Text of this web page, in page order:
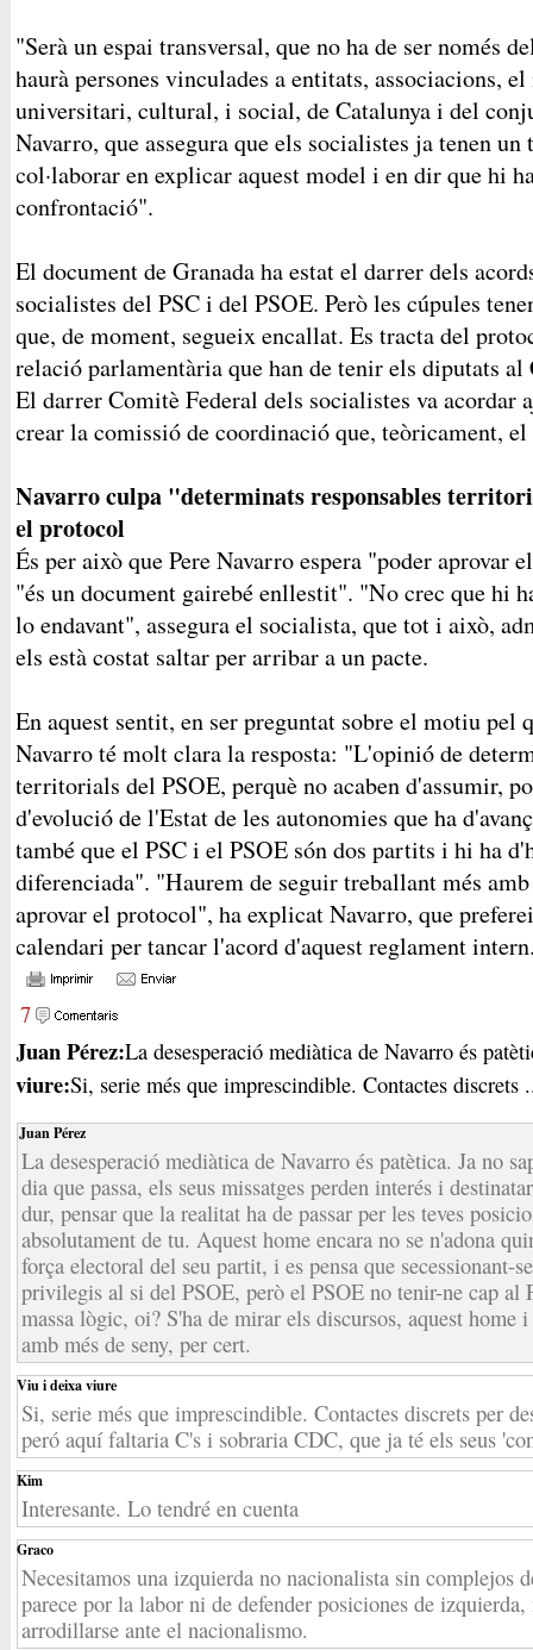
"Serà un espai transversal, que no ha de ser només
haurà persones vinculades a entitats, associacions,
universitari, cultural, i social, de Catalunya i del
Navarro, que assegura que els socialistes ja tenen
col·laborar en explicar aquest model i en dir que hi
confrontació".
El document de Granada ha estat el darrer dels
socialistes del PSC i del PSOE. Però les cúpules
que, de moment, segueix encallat. Es tracta del
relació parlamentària que han de tenir els diputats al
El darrer Comitè Federal dels socialistes va acordar
crear la comissió de coordinació que, teòricament, el
Navarro culpa "determinats responsables
el protocol
És per això que Pere Navarro espera "poder aprovar
"és un document gairebé enllestit". "No crec que hi
lo endavant", assegura el socialista, que tot i això,
els està costat saltar per arribar a un pacte.
En aquest sentit, en ser preguntat sobre el motiu pel
Navarro té molt clara la resposta: "L'opinió de
territorials del PSOE, perquè no acaben d'assumir,
d'evolució de l'Estat de les autonomies que ha
també que el PSC i el PSOE són dos partits i hi ha
diferenciada". "Haurem de seguir treballant més
aprovar el protocol", ha explicat Navarro, que
calendari per tancar l'acord d'aquest reglament
7
Juan Pérez:La desesperació mediàtica de Navarro és
viure:Si, serie més que imprescindible. Contactes discrets
Juan Pérez
La desesperació mediàtica de Navarro és patètica. Ja no
dia que passa, els seus missatges perden interés i
dur, pensar que la realitat ha de passar per les teves
absolutament de tu. Aquest home encara no se n'adona
força electoral del seu partit, i es pensa que secessionant-
privilegis al si del PSOE, però el PSOE no tenir-ne cap al
massa lògic, oi? S'ha de mirar els discursos, aquest home
amb més de seny, per cert.
Viu i deixa viure
Si, serie més que imprescindible. Contactes discrets per
peró aquí faltaria C's i sobraria CDC, que ja té els seus
Kim
Interesante. Lo tendré en cuenta
Graco
Necesitamos una izquierda no nacionalista sin complejos
parece por la labor ni de defender posiciones de
arrodillarse ante el nacionalismo.